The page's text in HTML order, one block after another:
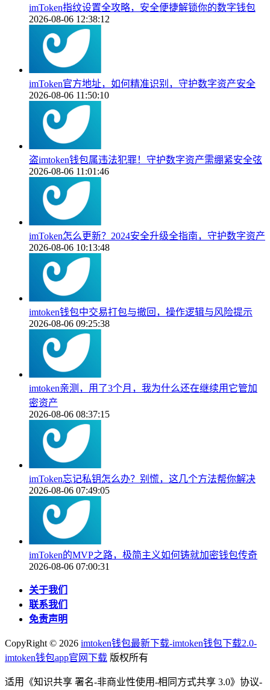
imToken指纹设置全攻略，安全便捷解锁你的数字钱包
2026-08-06 12:38:12
imToken官方地址，如何精准识别，守护数字资产安全
2026-08-06 11:50:10
盗imtoken钱包属违法犯罪！守护数字资产需绷紧安全弦
2026-08-06 11:01:46
imToken怎么更新？2024安全升级全指南，守护数字资产
2026-08-06 10:13:48
imtoken钱包中交易打包与撤回，操作逻辑与风险提示
2026-08-06 09:25:38
imtoken亲测，用了3个月，我为什么还在继续用它管加
密资产
2026-08-06 08:37:15
imToken忘记私钥怎么办？别慌，这几个方法帮你解决
2026-08-06 07:49:05
imToken的MVP之路，极简主义如何铸就加密钱包传奇
2026-08-06 07:00:31
关于我们
联系我们
免责声明
CopyRight © 2026 imtoken钱包最新下载-imtoken钱包下载2.0-
imtoken钱包app官网下载 版权所有
适用《知识共享 署名-非商业性使用-相同方式共享 3.0》协议-